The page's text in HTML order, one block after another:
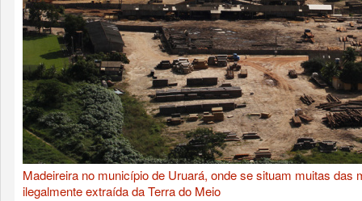
Madeireira no município de Uruará, onde se situam muitas das
ilegalmente extraída da Terra do Meio